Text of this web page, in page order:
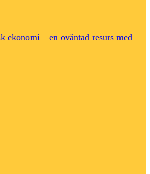
ekonomi – en oväntad resurs med